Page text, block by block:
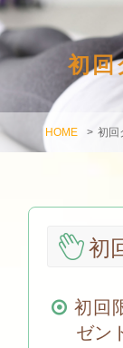
初回
HOME > 初回
初
初回
ゼン